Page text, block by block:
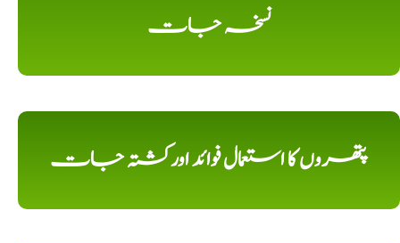
نسخہ جات
پتھروں کا استعمال فوائد اورکشتہ جات